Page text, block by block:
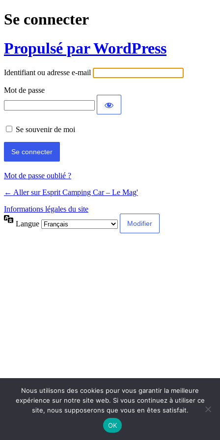
Se connecter
Propulsé par WordPress
Identifiant ou adresse e-mail
Mot de passe
Se souvenir de moi
Mot de passe oublié ?
← Aller sur Esprit Camping Car – Le Mag'
Informations légales du site
Langue
Nous utilisons des cookies pour vous garantir la meilleure
expérience sur notre site web. Si vous continuez à utiliser ce
site, nous supposerons que vous en êtes satisfait.
OK